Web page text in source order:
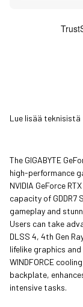
Lue lisää
The GIGABYTE
high-performance
NVIDIA GeForce
capacity of GDDR7
gameplay and
Users can take
DLSS 4, 4th Gen
lifelike graphics and
WINDFORCE
backplate,
intensive tasks.